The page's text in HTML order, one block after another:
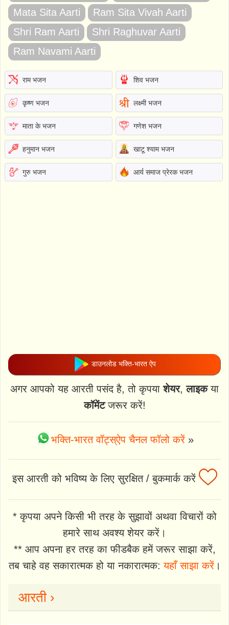
Mata Sita Aarti
Ram Sita Vivah Aarti
Shri Ram Aarti
Shri Raghuvar Aarti
Ram Navami Aarti
राम भजन शिव भजन
कृष्ण भजन लक्ष्मी भजन
माता के भजन गणेश भजन
हनुमान भजन खाटू श्याम भजन
गुरु भजन आर्य समाज प्रेरक भजन
डाउनलोड भक्ति-भारत ऐप
अगर आपको यह आरती पसंद है, तो कृपयाशेयर,लाइकया
कॉमेंटजरूर करें!
भक्ति-भारत वॉट्स्ऐप चैनल फॉलो करें»
इस आरती को भविष्य के लिए सुरक्षित / बुकमार्क करें
* कृपया अपने किसी भी तरह के सुझावों अथवा विचारों को
हमारे साथ अवश्य शेयर करें।
** आप अपना हर तरह का फीडबैक हमें जरूर साझा करें,
तब चाहे वह सकारात्मक हो या नकारात्मक:यहाँ साझा करें।
आरती ›